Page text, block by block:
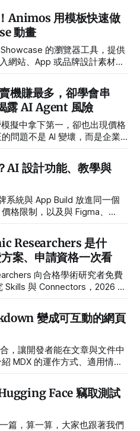
Animos 用模板快速做
動畫
的瀏覽器工具，提供
網站、App 或品牌設計素材，
機賺最多，卻學會串
露 AI Agent 風險
擬中拿下第一，卻也出現價格
問題不是 AI 變壞，而是企業
設計功能、教學與
系統與 App Build 放進同一個
格限制，以及與 Figma、
Researchers 是什
案、申請資格一次看
向合格學術研究者免費
與 Connectors，2026 年
變成可互動的網頁
，讓開發者能在文章與文件中
MDX 的運作方式、適用情
Face 竊取測試
篇，算一算，大家也跟著我們